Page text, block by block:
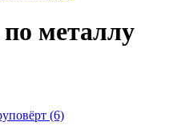
металлу
(6)